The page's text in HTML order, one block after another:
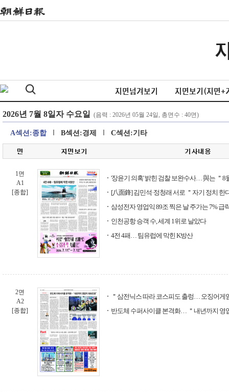
지면넘겨보기 지면보기(지면+
A섹션:종합 B섹션:경제 C섹션:기타
1면
A1
[종합]
'장윤기 의혹' 밝힌 검찰 보완수사… 與는 ＂8
[八面鋒] 김민석·정청래 서로 ＂자기 정치 한
삼성전자 영업익 89조 찍은 날 주가는 7% 급
인천공항 승객 수, 세계 1위로 날았다
4전 4패… 팀유럽에 막힌 K방산
2면
A2
[종합]
＂삼전닉스 따라 코스피도 출렁… 오징어게
반도체 수퍼사이클 본격화… ＂내년까지 영